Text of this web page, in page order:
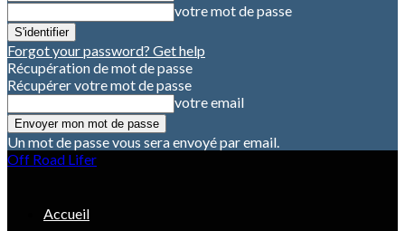
votre mot de passe
Forgot your password? Get help
Récupération de mot de passe
Récupérer votre mot de passe
votre email
Un mot de passe vous sera envoyé par email.
Off Road Lifer
Accueil